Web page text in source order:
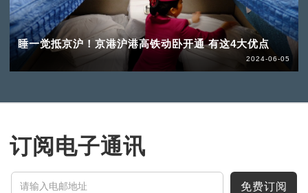
睡一觉抵京沪！京港沪港高铁动卧开通 有这4大优点
2024-06-05
订阅电子通讯
免费订阅